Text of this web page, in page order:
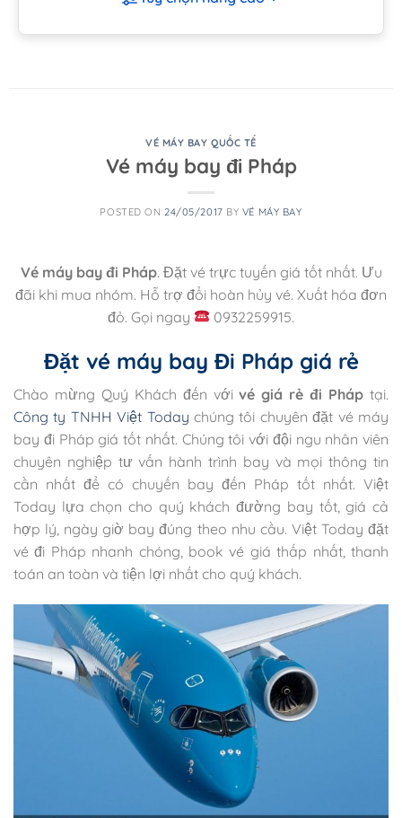
VÉ MÁY BAY QUỐC TẾ
Vé máy bay đi Pháp
POSTED ON24/05/2017 BY VÉ MÁY BAY
Vé máy bay đi Pháp. Đặt vé trực tuyến giá tốt nhất. Ưu
đãi khi mua nhóm. Hỗ trợ đổi hoàn hủy vé. Xuất hóa đơn
đỏ. Gọi ngay
0932259915.
Đặt vé máy bay Đi Pháp giá rẻ
Chào mừng Quý Khách đến vớivé giá rẻ đi Pháp tại.
Công ty TNHH Việt Today chúng tôi chuyên đặt vé máy
bay đi Pháp giá tốt nhất. Chúng tôi với đội ngu nhân viên
chuyên nghiệp tư vấn hành trình bay và mọi thông tin
cần nhất để có chuyến bay đến Pháp tốt nhất. Việt
Today lựa chọn cho quý khách đường bay tốt, giá cả
hợp lý, ngày giờ bay đúng theo nhu cầu. Việt Today đặt
vé đi Pháp nhanh chóng, book vé giá thấp nhất, thanh
toán an toàn và tiện lợi nhất cho quý khách.